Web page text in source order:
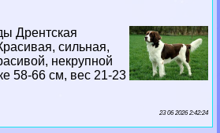
Дрентская
сильная,
некрупной
58-66 см, вес 21-23
23 06 2026 2:42:24